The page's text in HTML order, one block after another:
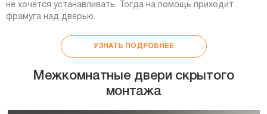
не хочется устанавливать. Тогда на помощь приходит
фрамуга над дверью.
УЗНАТЬ ПОДРОБНЕЕ
Межкомнатные двери скрытого
монтажа